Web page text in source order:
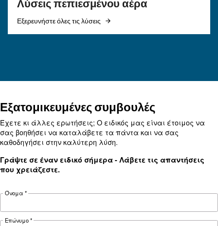
αέρα: ο πλήρης, πρακτικός
οδηγός
τη μείωση της πτώσης πίεσης, τον έλεγχο του
αξιοπιστίας.